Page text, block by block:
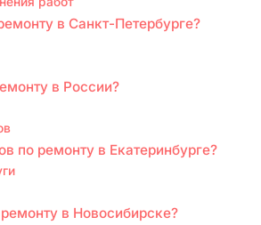
в Санкт-Петербурге?
в России?
по ремонту в Екатеринбурге?
в Новосибирске?